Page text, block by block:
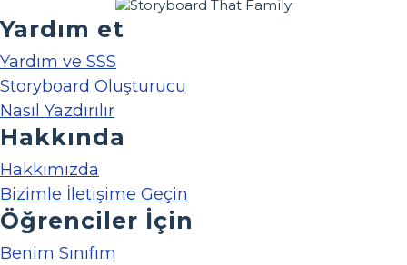
Yardım et
Yardım ve SSS
Storyboard Oluşturucu
Nasıl Yazdırılır
Hakkında
Hakkımızda
Bizimle İletişime Geçin
Öğrenciler İçin
Benim Sınıfım